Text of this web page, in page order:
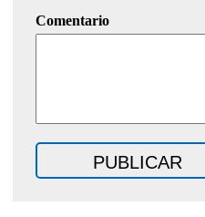
Comentario